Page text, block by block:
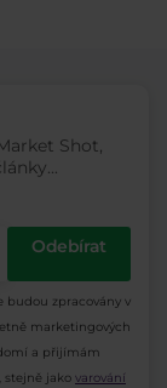
Shot,
Odebírat
budou zpracovány v
marketingových
a přijímám
, stejně jako varování